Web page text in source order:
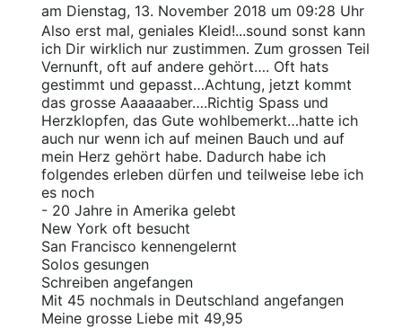
am Dienstag, 13. November 2018 um 09:28 Uhr
Also erst mal, geniales Kleid!...sound sonst kann
ich Dir wirklich nur zustimmen. Zum grossen Teil
Vernunft, oft auf andere gehört…. Oft hats
gestimmt und gepasst…Achtung, jetzt kommt
das grosse Aaaaaaber….Richtig Spass und
Herzklopfen, das Gute wohlbemerkt…hatte ich
auch nur wenn ich auf meinen Bauch und auf
mein Herz gehört habe. Dadurch habe ich
folgendes erleben dürfen und teilweise lebe ich
es noch
- 20 Jahre in Amerika gelebt
New York oft besucht
San Francisco kennengelernt
Solos gesungen
Schreiben angefangen
Mit 45 nochmals in Deutschland angefangen
Meine grosse Liebe mit 49,95